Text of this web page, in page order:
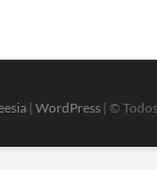
| WordPress | ©